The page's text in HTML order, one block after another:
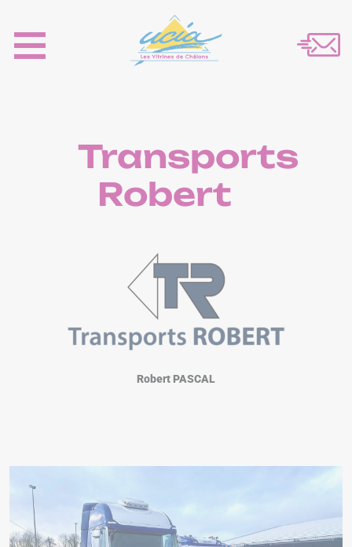
Transports
Robert
Robert PASCAL